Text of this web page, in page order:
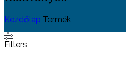
Kezdőlap Termék
Skip
to
Filters